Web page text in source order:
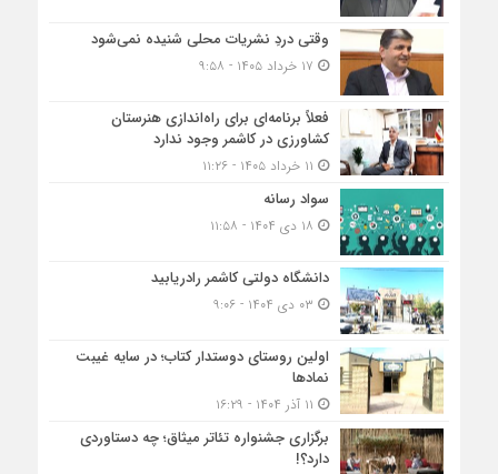
وقتی دردِ نشریات محلی شنیده نمی‌شود
فعلاً برنامه‌ای برای راه‌اندازی هنرستان
کشاورزی در کاشمر وجود ندارد
سواد رسانه
دانشگاه دولتی کاشمر‌ رادریابید
اولین روستای دوستدار کتاب؛ در سایه غیبت
نمادها
برگزاری جشنواره تئاتر میثاق؛ چه دستاوردی
دارد؟!